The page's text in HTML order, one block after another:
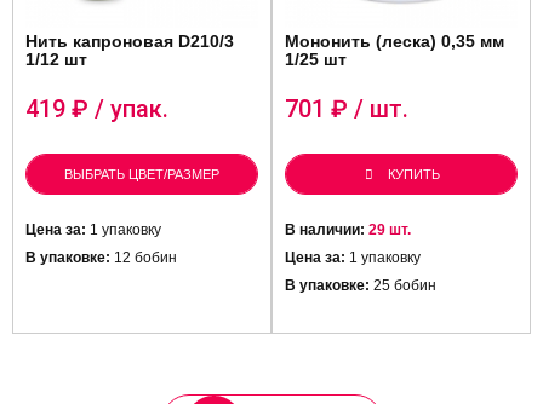
Нить капроновая D210/3
1/12 шт
419 ₽ / упак.
ВЫБРАТЬ ЦВЕТ/РАЗМЕР
Цена за: 1 упаковку
В упаковке: 12 бобин
Мононить (леска) 0,35 мм
1/25 шт
701 ₽ / шт.
КУПИТЬ
В наличии: 29 шт.
Цена за: 1 упаковку
В упаковке: 25 бобин